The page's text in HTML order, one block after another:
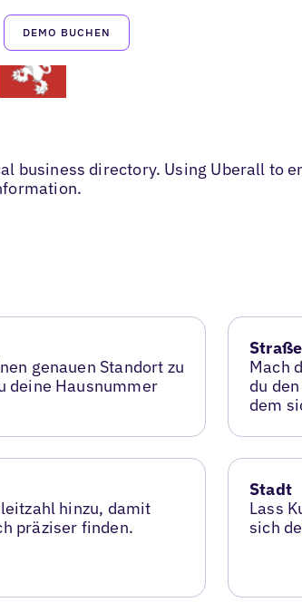
DEMO BUCHEN
business directory. Using Uberall to
genauen Standort zu
deine Hausnummer
Straße
Mach
du
dem
hinzu, damit
präziser finden.
Stadt
Lass
sich